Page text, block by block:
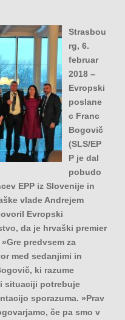
i
n
Strasbou
rg, 6.
februar
2018 –
Evropski
poslane
c Franc
Bogovič
(SLS/EP
P je dal
pobudo
EPP iz Slovenije in
vlade Andrejem
Evropski
da je hrvaški premier
predvsem za
med sedanjimi in
ki razume
situaciji potrebuje
sporazuma. »Prav
če pa smo v